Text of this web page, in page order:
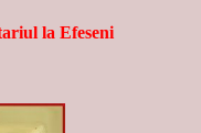
la Efeseni